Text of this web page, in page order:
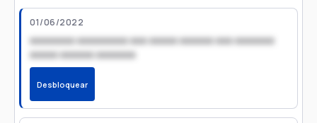
01/06/2022
xxxxxxxx xxxxxxxxx xxx xxxxx xxxxxx xxx xxxxxxx
xxxxx xxxxxx xxxxxxx
Desbloquear